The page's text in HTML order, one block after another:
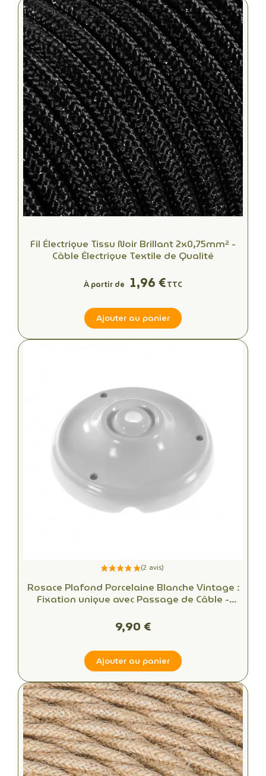
Fil Électrique Tissu Noir Brillant 2x0,75mm² -
Câble Électrique Textile de Qualité
À partir de 1,96 €TTC
Ajouter au panier
Rosace Plafond Porcelaine Blanche Vintage :
Fixation unique avec Passage de Câble -
9,90 €
Ajouter au panier